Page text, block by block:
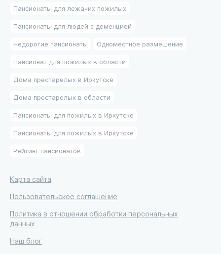
Пансионаты для лежачих пожилых
Пансионаты для людей с деменцией
Недорогие пансионаты Одноместное размещение
Пансионат для пожилых в области
Дома престарелых в Иркутске
Дома престарелых в области
Пансионаты для пожилых в Иркутске
Пансионаты для пожилых в Иркутске
Рейтинг пансионатов
Карта сайта
Пользовательское соглашение
Политика в отношении обработки персональных
данных
Наш блог